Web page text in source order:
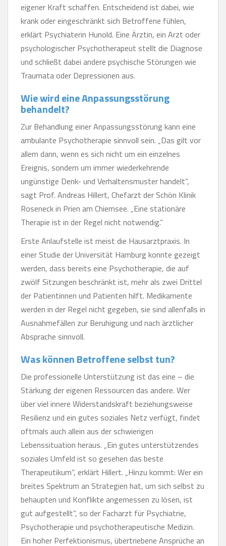
eigener Kraft schaffen. Entscheidend ist dabei, wie
krank oder eingeschränkt sich Betroffene fühlen,
erklärt Psychiaterin Hunold. Eine Ärztin, ein Arzt oder
psychologischer Psychotherapeut stellt die Diagnose
und schließt dabei andere psychische Störungen wie
Traumata oder Depressionen aus.
Wie wird eine Anpassungsstörung
behandelt?
Zur Behandlung einer Anpassungsstörung kann eine
ambulante Psychotherapie sinnvoll sein. „Das gilt vor
allem dann, wenn es sich nicht um ein einzelnes
Ereignis, sondern um immer wiederkehrende
ungünstige Denk- und Verhaltensmuster handelt“,
sagt Prof. Andreas Hillert, Chefarzt der Schön Klinik
Roseneck in Prien am Chiemsee. „Eine stationäre
Therapie ist in der Regel nicht notwendig.“
Erste Anlaufstelle ist meist die Hausarztpraxis. In
einer Studie der Universität Hamburg konnte gezeigt
werden, dass bereits eine Psychotherapie, die auf
zwölf Sitzungen beschränkt ist, mehr als zwei Drittel
der Patientinnen und Patienten hilft. Medikamente
werden in der Regel nicht gegeben, sie sind allenfalls in
Ausnahmefällen zur Beruhigung und nach ärztlicher
Absprache sinnvoll.
Was können Betroffene selbst tun?
Die professionelle Unterstützung ist das eine – die
Stärkung der eigenen Ressourcen das andere. Wer
über viel innere Widerstandskraft beziehungsweise
Resilienz und ein gutes soziales Netz verfügt, findet
oftmals auch allein aus der schwierigen
Lebenssituation heraus. „Ein gutes unterstützendes
soziales Umfeld ist so gesehen das beste
Therapeutikum“, erklärt Hillert. „Hinzu kommt: Wer ein
breites Spektrum an Strategien hat, um sich selbst zu
behaupten und Konflikte angemessen zu lösen, ist
gut aufgestellt“, so der Facharzt für Psychiatrie,
Psychotherapie und psychotherapeutische Medizin.
Ein hoher Perfektionismus, übertriebene Ansprüche an